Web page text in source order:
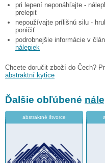
pri lepení neponáhľajte -
prelepiť
nepoužívajte prílišnú silu -
poničiť
podrobnejšie informácie v
nálepiek
Chcete doručit zboží do Čech?
abstraktní kytice
Ďalšie obľúbené
abstraktné štvorce